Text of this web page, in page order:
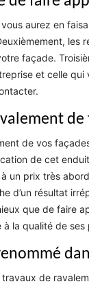
aurez en
les
façade.
et celle
de vos
de cet
un prix très
d’un résultat
que de faire
la qualité de ses
de